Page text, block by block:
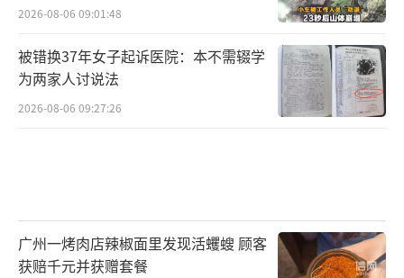
2026-08-06 09:01:48
被错换37年女子起诉医院：本不需辍学
为两家人讨说法
2026-08-06 09:27:26
广州一烤肉店辣椒面里发现活蠼螋 顾客
获赔千元并获赠套餐